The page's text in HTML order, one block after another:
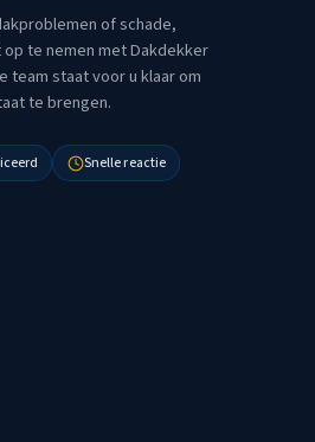
of schade,
te nemen met Dakdekker
team staat voor u klaar om
te brengen.
Snelle reactie